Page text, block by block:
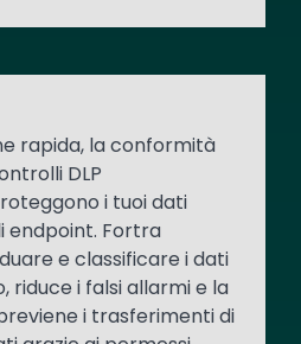
rapida, la conformità
DLP
i tuoi dati
endpoint. Fortra
e classificare i dati
riduce i falsi allarmi e la
i trasferimenti di